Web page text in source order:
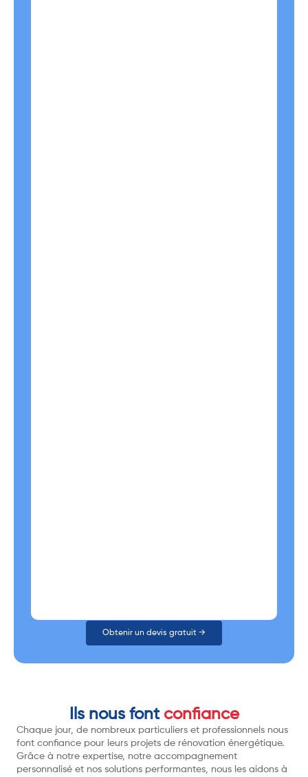
Obtenir un devis gratuit →
Ils nous font confiance
Chaque jour, de nombreux particuliers et professionnels nous
font confiance pour leurs projets de rénovation énergétique.
Grâce à notre expertise, notre accompagnement
personnalisé et nos solutions performantes, nous les aidons à